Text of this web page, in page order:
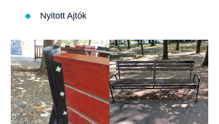
Nyitott Ajtók